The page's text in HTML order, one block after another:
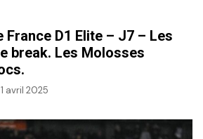
France D1 Elite – J7 – Les
break. Les Molosses
1 avril 2025